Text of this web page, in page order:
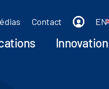
Contact EN